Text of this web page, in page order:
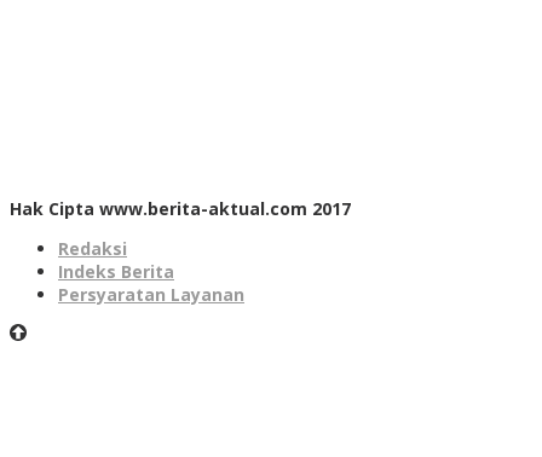
Hak Cipta www.berita-aktual.com 2017
Redaksi
Indeks Berita
Persyaratan Layanan